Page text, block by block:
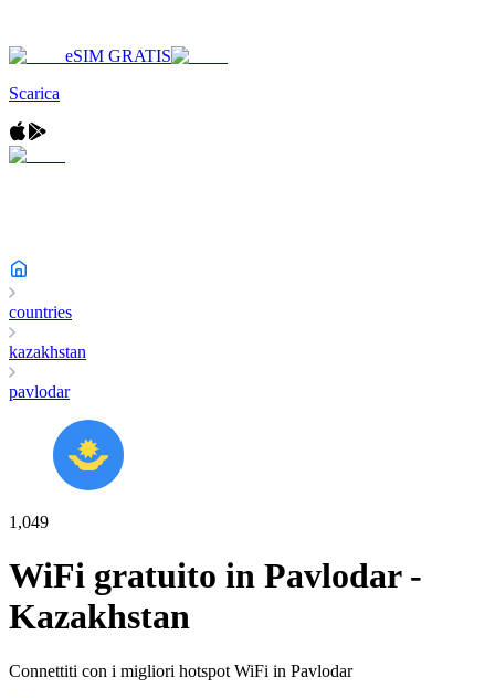
eSIM GRATIS
Scarica
countries
kazakhstan
pavlodar
1,049
WiFi gratuito in Pavlodar-
Kazakhstan
Connettiti con i migliori hotspot WiFi in Pavlodar